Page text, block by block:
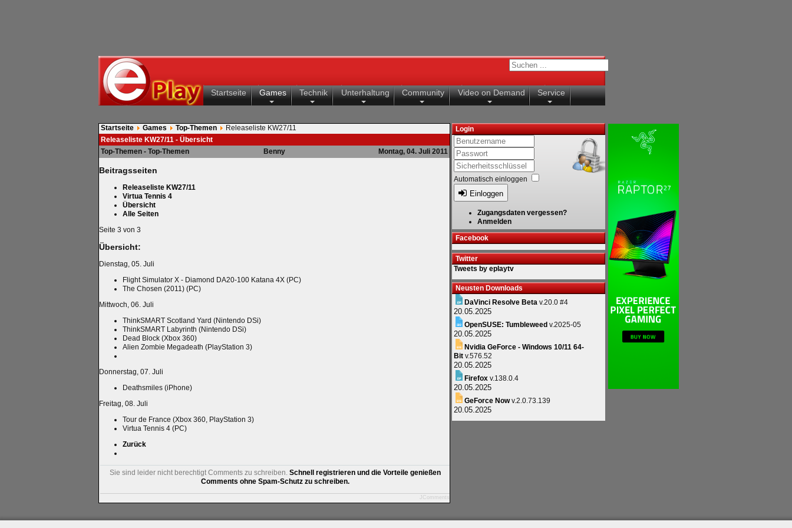
Startseite Games Technik Unterhaltung Community Video on Demand Service
Startseite Games Top-Themen
Releaseliste KW27/11
Releaseliste KW27/11 - Übersicht
Top-Themen - Top-Themen
Benny Montag, 04. Juli 2011
Beitragsseiten
Releaseliste KW27/11
Virtua Tennis 4
Übersicht
Alle Seiten
Seite 3 von 3
Übersicht:
Dienstag, 05. Juli
Flight Simulator X - Diamond DA20-100 Katana 4X (PC)
The Chosen (2011) (PC)
Mittwoch, 06. Juli
ThinkSMART Scotland Yard (Nintendo DSi)
ThinkSMART Labyrinth (Nintendo DSi)
Dead Block (Xbox 360)
Alien Zombie Megadeath (PlayStation 3)
Donnerstag, 07. Juli
Deathsmiles (iPhone)
Freitag, 08. Juli
Tour de France (Xbox 360, PlayStation 3)
Virtua Tennis 4 (PC)
Zurück
Sie sind leider nicht berechtigt Comments zu schreiben. Schnell registrieren und die Vorteile genießen
Comments ohne Spam-Schutz zu schreiben.
JComments
Login
Automatisch einloggen
Einloggen
Zugangsdaten vergessen?
Anmelden
Facebook
Twitter
Tweets by eplaytv
Neusten Downloads
DaVinci Resolve Beta v.20.0 #4
20.05.2025
OpenSUSE: Tumbleweed v.2025-05
20.05.2025
Nvidia GeForce - Windows 10/11 64-
Bit v.576.52
20.05.2025
Firefox v.138.0.4
20.05.2025
GeForce Nowv.2.0.73.139
20.05.2025